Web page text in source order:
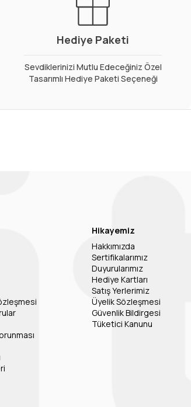
Hediye Paketi
Sevdiklerinizi Mutlu Edeceğiniz Özel
Tasarımlı Hediye Paketi Seçeneği
Hikayemiz
Hakkımızda
Sertifikalarımız
Duyurularımız
Hediye Kartları
Satış Yerlerimiz
Üyelik Sözleşmesi
Güvenlik Bildirgesi
Tüketici Kanunu